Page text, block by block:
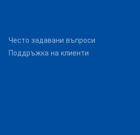
Често задавани въпроси
Поддръжка на клиенти